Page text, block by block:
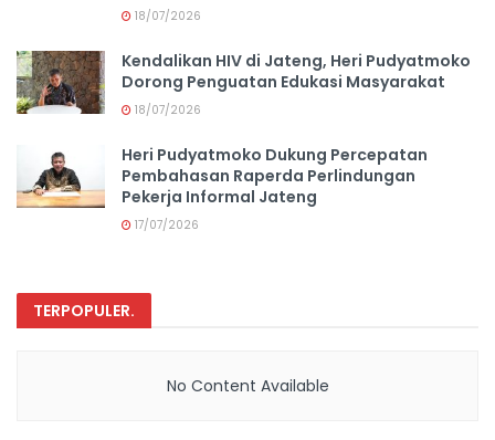
18/07/2026
Kendalikan HIV di Jateng, Heri Pudyatmoko
Dorong Penguatan Edukasi Masyarakat
18/07/2026
Heri Pudyatmoko Dukung Percepatan
Pembahasan Raperda Perlindungan
Pekerja Informal Jateng
17/07/2026
TERPOPULER.
No Content Available